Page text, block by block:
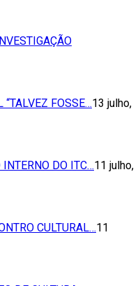
“TALVEZ FOSSE…13 julho,
DO ITC…11 julho,
CULTURAL…11